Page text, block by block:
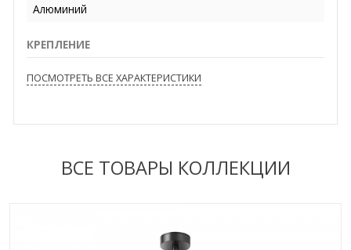
Алюминий
КРЕПЛЕНИЕ
ПОСМОТРЕТЬ ВСЕ ХАРАКТЕРИСТИКИ
ВСЕ ТОВАРЫ КОЛЛЕКЦИИ